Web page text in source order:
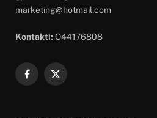
marketing@hotmail.com
Kontakti: O44176808
Facebook
X